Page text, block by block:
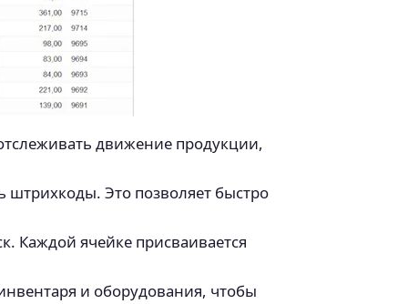
движение продукции,
штрихкоды. Это позволяет быстро
Каждой ячейке присваивается
и оборудования, чтобы